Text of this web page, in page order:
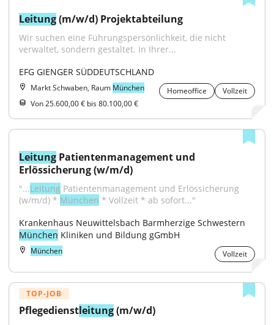
Leitung (m/w/d) Projektabteilung
Wir suchen eine Führungspersönlichkeit, die nicht
verwaltet, sondern gestaltet. In Ihrer...
EFG GIENGER SÜDDEUTSCHLAND
Markt Schwaben, Raum München Homeoffice
Vollzeit
Von 25.600,00 € bis 80.100,00 €
Leitung Patientenmanagement und
Erlössicherung (w/m/d)
"...Leitung Patientenmanagement und Erlössicherung
(w/m/d) * München * Vollzeit * ab sofort..."
München Kliniken und Bildung gGmbH
München Vollzeit
TOP-JOB
Pflegedienstleitung (m/w/d)